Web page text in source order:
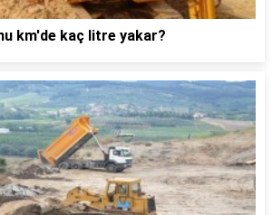
km'de kaç litre yakar?